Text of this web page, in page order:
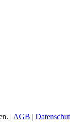
| AGB |